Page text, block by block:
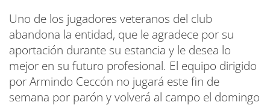
Uno de los jugadores veteranos del club
abandona la entidad, que le agradece por su
aportación durante su estancia y le desea lo
mejor en su futuro profesional. El equipo dirigido
por Armindo Ceccón no jugará este fin de
semana por parón y volverá al campo el domingo